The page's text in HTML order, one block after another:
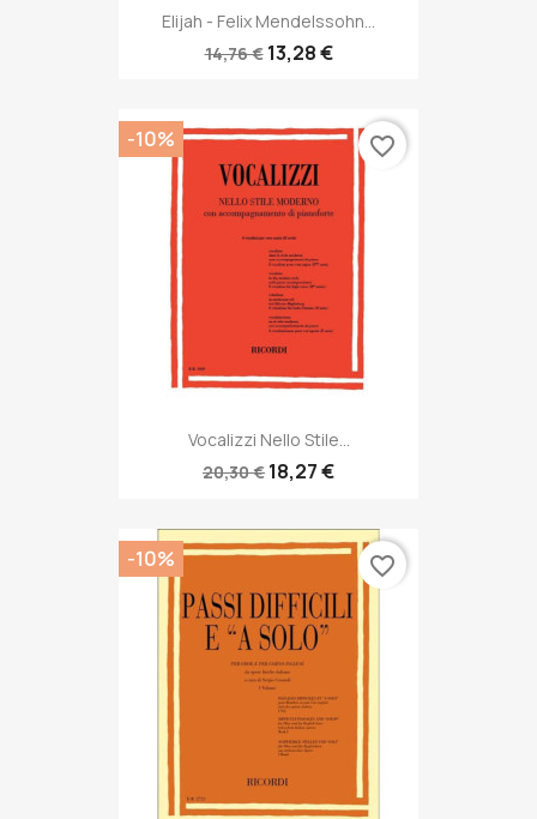
Elijah - Felix Mendelssohn...
14,76 € 13,28 €
Vocalizzi Nello Stile...
20,30 € 18,27 €
-10% favorite_border
-10% favorite_border